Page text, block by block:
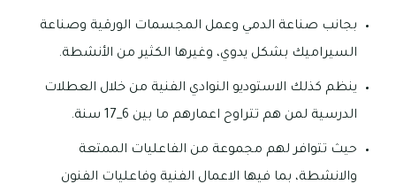
بجانب صناعة الدمي وعمل المجسمات الورقية وصناعة
السيراميك بشكل يدوي، وغيرها الكثير من الأنشطة.
ينظم كذلك الاستوديو النوادي الفنية من خلال العطلات
الدرسية لمن هم تتراوح اعمارهم ما بين 6_17 سنة.
حيث تتوافر لهم مجموعة من الفاعليات الممتعة
والانشطة، بما فيها الاعمال الفنية وفاعليات الفنون